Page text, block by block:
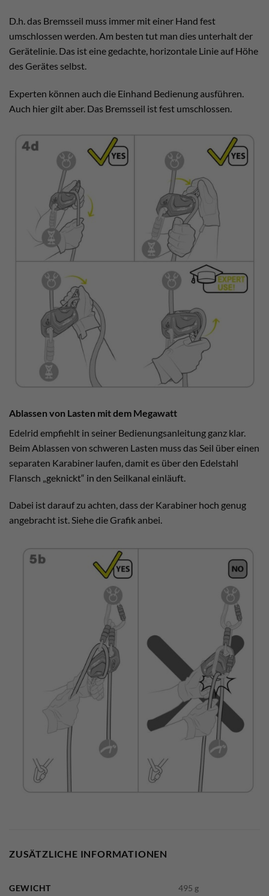
D.h. das Bremsseil muss immer mit einer Hand fest
umschlossen werden. Am besten tut man dies unterhalt der
Gerätelinie. Das ist eine gedachte, horizontale Linie auf Höhe
des Gerätes selbst.
Experten können auch die Einhand Bedienung ausführen.
Auch hier gilt aber. Das Bremsseil ist fest umschlossen.
Ablassen von Lasten mit dem Megawatt
Edelrid empfiehlt in seiner Bedienungsanleitung ganz klar.
Beim Ablassen von schweren Lasten muss das Seil über einen
separaten Karabiner laufen, damit es über den Edelstahl
Flansch „geknickt“ in den Seilkanal einläuft.
Dabei ist darauf zu achten, dass der Karabiner hoch genug
angebracht ist. Siehe die Grafik anbei.
ZUSÄTZLICHE INFORMATIONEN
GEWICHT 495 g